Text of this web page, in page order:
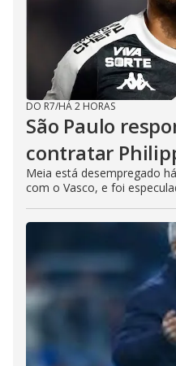
DO R7/HÁ 2 HORAS
São Paulo
contratar
Meia está desempregado
com o Vasco, e foi